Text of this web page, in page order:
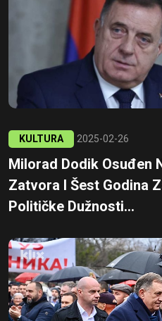
KULTURA 2025-02-26
Milorad Dodik Osuđen
Zatvora I Šest Godina
Političke Dužnosti...